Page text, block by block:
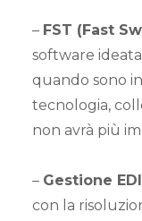
– FST (Fast
software
quando sono
tecnologia,
non avrà più
– Gestione
con la